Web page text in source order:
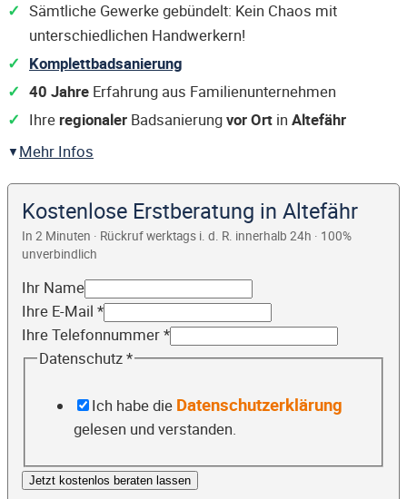
Sämtliche Gewerke gebündelt: Kein Chaos mit
unterschiedlichen Handwerkern!
Komplettbadsanierung
40 Jahre Erfahrung aus Familienunternehmen
Ihre regionaler Badsanierungvor Ort in Altefähr
Mehr Infos
Kostenlose Erstberatung in Altefähr
In 2 Minuten · Rückruf werktags i. d. R. innerhalb 24h · 100%
unverbindlich
Ihr Name
Ihre E-Mail *
Ihre Telefonnummer*
Datenschutz*
Ich habe die Datenschutzerklärung
gelesen und verstanden.
Jetzt kostenlos beraten lassen